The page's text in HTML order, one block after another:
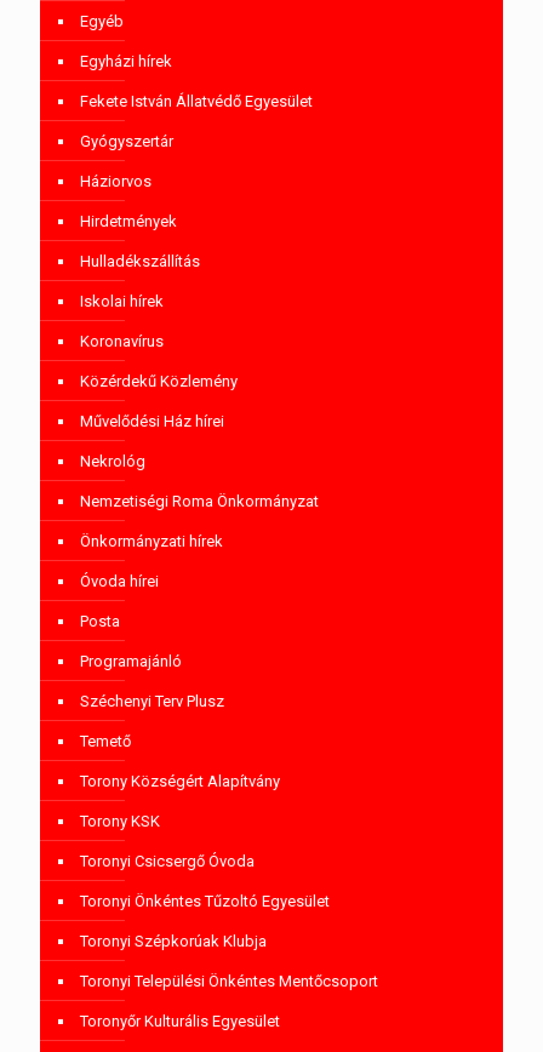
Egyéb
Egyházi hírek
Fekete István Állatvédő Egyesület
Gyógyszertár
Háziorvos
Hirdetmények
Hulladékszállítás
Iskolai hírek
Koronavírus
Közérdekű Közlemény
Művelődési Ház hírei
Nekrológ
Nemzetiségi Roma Önkormányzat
Önkormányzati hírek
Óvoda hírei
Posta
Programajánló
Széchenyi Terv Plusz
Temető
Torony Községért Alapítvány
Torony KSK
Toronyi Csicsergő Óvoda
Toronyi Önkéntes Tűzoltó Egyesület
Toronyi Szépkorúak Klubja
Toronyi Települési Önkéntes Mentőcsoport
Toronyőr Kulturális Egyesület